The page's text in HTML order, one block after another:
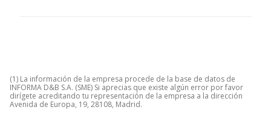
(1) La información de la empresa procede de la base de datos de
INFORMA D&B S.A. (SME) Si aprecias que existe algún error por favor
dirígete acreditando tu representación de la empresa a la dirección
Avenida de Europa, 19, 28108, Madrid.